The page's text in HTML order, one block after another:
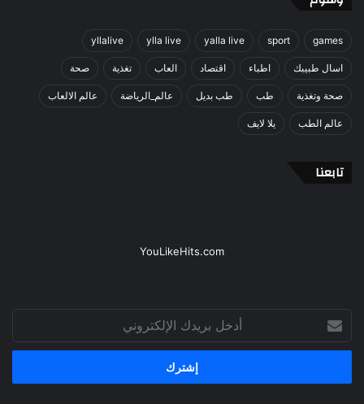
games
sport
yalla live
ylla live
yllalive
اسال طبيبك اطباء اقتصاد العاب تغذية صحة
صحة وتغذية طب طب بديل عالم_الرياضة عالم الالعاب
عالم الطب يلا لايف
تابعنا
YouLikeHits.com
بريدك
الإلكتروني